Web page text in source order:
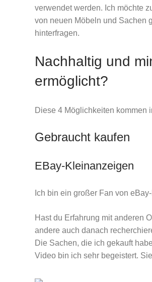
verwendet werden. Ich möchte
von neuen Möbeln und Sachen
hinterfragen.
Nachhaltig und
ermöglicht?
Diese 4 Möglichkeiten kommen
Gebraucht kaufen
EBay-Kleinanzeigen
Ich bin ein großer Fan von
Hast du Erfahrung mit anderen
andere auch danach
Die Sachen, die ich gekauft
Video bin ich sehr begeistert.